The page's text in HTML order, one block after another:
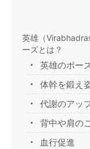
英雄（
ーズとは？
英雄のポー
体幹を鍛え
代謝のアッ
背中や肩の
血行促進